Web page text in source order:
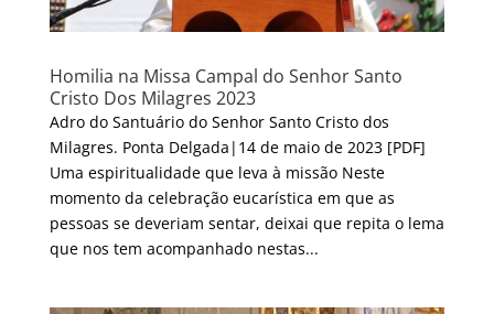
Homilia na Missa Campal do Senhor Santo
Cristo Dos Milagres 2023
Adro do Santuário do Senhor Santo Cristo dos
Milagres. Ponta Delgada|14 de maio de 2023 [PDF]
Uma espiritualidade que leva à missão Neste
momento da celebração eucarística em que as
pessoas se deveriam sentar, deixai que repita o lema
que nos tem acompanhado nestas...